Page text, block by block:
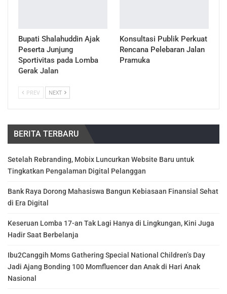
Bupati Shalahuddin Ajak
Peserta Junjung
Sportivitas pada Lomba
Gerak Jalan
Konsultasi Publik Perkuat
Rencana Pelebaran Jalan
Pramuka
PREV NEXT
BERITA TERBARU
Setelah Rebranding, Mobix Luncurkan Website Baru untuk
Tingkatkan Pengalaman Digital Pelanggan
Bank Raya Dorong Mahasiswa Bangun Kebiasaan Finansial Sehat
di Era Digital
Keseruan Lomba 17-an Tak Lagi Hanya di Lingkungan, Kini Juga
Hadir Saat Berbelanja
Ibu2Canggih Moms Gathering Special National Children’s Day
Jadi Ajang Bonding 100 Momfluencer dan Anak di Hari Anak
Nasional